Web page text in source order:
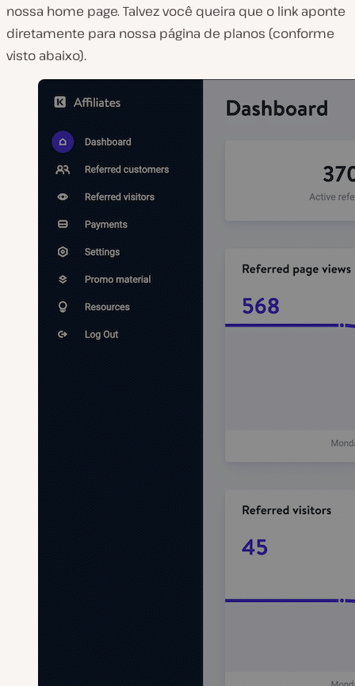
nossa home page. Talvez você queira que o link aponte
diretamente para nossa página de planos (conforme
visto abaixo).